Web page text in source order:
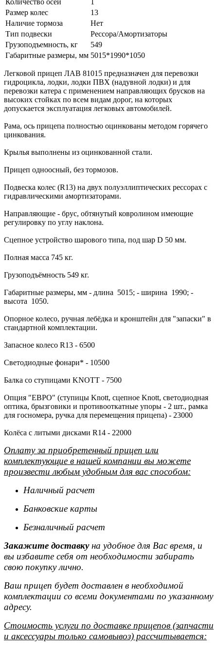
Количество осей
Размер колес
13
Наличие тормоза
Нет
Тип подвески
Рессора/Амортизаторы
Грузоподъемность, кг
549
Габаритные размеры, мм 5015*1990*1050
Легковой прицеп ЛАВ 81015 предназначен для перевозки
гидроцикла, лодки, лодки ПВХ (надувной лодки) и для
перевозки катера с применением направляющих брусков на
высоких стойках по всем видам дорог, на которых
допускается эксплуатация легковых автомобилей.
Рама, ось прицепа полностью оцинкованы методом горячего
цинкования.
Крылья выполнены из оцинкованной стали.
Прицеп одноосный, без тормозов.
Подвеска колес (R13) на двух полуэллиптических рессорах с
гидравлическими амортизаторами.
Направляющие - брус, обтянутый ковролином имеющие
регулировку по углу наклона.
Сцепное устройство шарового типа, под шар D 50 мм.
Полная масса 745 кг.
Грузоподъёмность 549 кг.
Габаритные размеры, мм - длина 5015; - ширина 1990; -
высота 1050.
Опорное колесо, ручная лебёдка и кронштейн для "запаски" в
стандартной комплектации.
Запасное колесо R13 - 6500
Светодиодные фонари* - 10500
Балка со ступицами KNOTT - 7500
Опция "ЕВРО" (ступицы Knott, сцепное Knott, светодиодная
оптика, брызговики и противооткатные упоры - 2 шт., рамка
для госномера, ручка для перемещения прицепа) - 23000
Колёса с литыми дисками R14 - 22000
Оплату за приобретенный прицеп или
комплектующие в нашей компании вы можете
произвести любым удобным для вас способом:
Наличный расчет
Банковские карты
Безналичный расчет
Закажите доставкуна удобное для Вас время, и
вы избавите себя от необходимости забирать
свою покупку лично.
Ваш прицеп будет доставлен в необходимой
комплектации со всеми документами по указанному
адресу.
Стоимость услуги по доставке прицепов (запчасти
и аксессуары только самовывоз) рассчитывается: